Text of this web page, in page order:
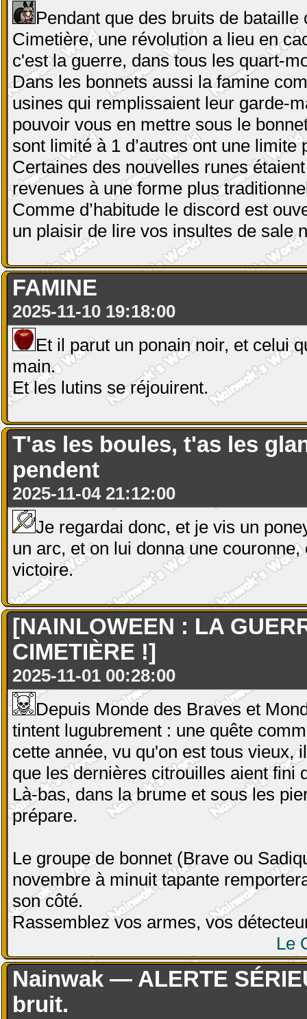
Pendant que des bruits de
Cimetière, une révolution a lieu en
c'est la guerre, dans tous les quart-
Dans les bonnets aussi la famine
usines qui remplissaient leur garde-
pouvoir vous en mettre sous le
sont limité à 1 d’autres ont une limite
Certaines des nouvelles runes
revenues à une forme plus
Comme d’habitude le discord est
un plaisir de lire vos insultes de sale
FAMINE
2025-11-10 19:18:00
Et il parut un ponain noir, et celui
main.
Et les lutins se réjouirent.
T'as les boules, t'as les
pendent
2025-11-04 21:12:00
Je regardai donc, et je vis un
un arc, et on lui donna une
victoire.
[NAINLOWEEN : LA
CIMETIÈRE !]
2025-11-01 00:28:00
Depuis Monde des Braves et
tintent lugubrement : une quête
cette année, vu qu'on est tous vieux,
que les dernières citrouilles aient fini
Là-bas, dans la brume et sous les
prépare.
Le groupe de bonnet (Brave ou
novembre à minuit tapante
son côté.
Rassemblez vos armes, vos
Le
Nainwak — ALERTE
bruit.